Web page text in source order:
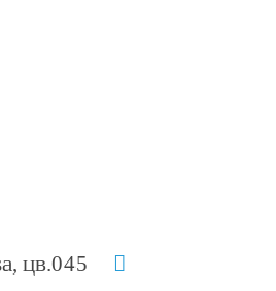
цв.045